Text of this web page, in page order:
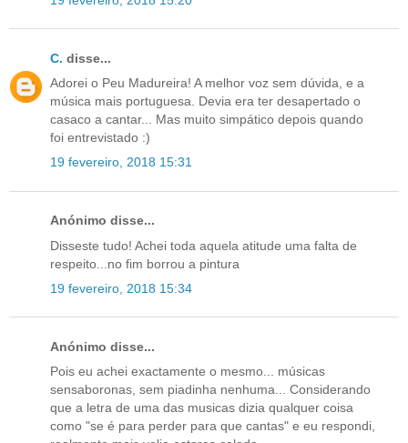
C. disse...
Adorei o Peu Madureira! A melhor voz sem dúvida, e a
música mais portuguesa. Devia era ter desapertado o
casaco a cantar... Mas muito simpático depois quando
foi entrevistado :)
19 fevereiro, 2018 15:31
Anónimo disse...
Disseste tudo! Achei toda aquela atitude uma falta de
respeito...no fim borrou a pintura
19 fevereiro, 2018 15:34
Anónimo disse...
Pois eu achei exactamente o mesmo... músicas
sensaboronas, sem piadinha nenhuma... Considerando
que a letra de uma das musicas dizia qualquer coisa
como "se é para perder para que cantas" e eu respondi,